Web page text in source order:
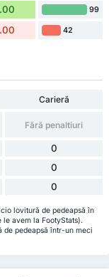
99
42
Carieră
Fără penaltiuri
0
0
0
lovitură de pedeapsă în
avem la FootyStats).
pedeapsă într-un meci